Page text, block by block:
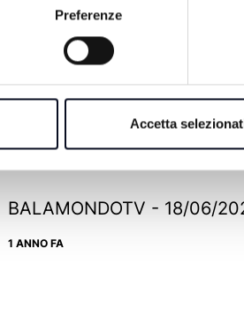
Preferenze
Accetta
BALAMONDOTV - 09/07/
BALAMONDOTV - 18/06/
1 ANNO FA